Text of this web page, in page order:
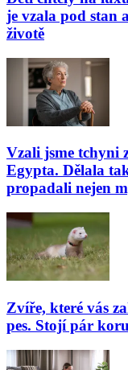
je vzala pod stan
životě
Vzali jsme tchyni
Egypta. Dělala
propadali nejen
Zvíře, které vás
pes. Stojí pár